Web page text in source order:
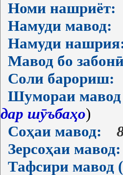
Номи нашриёт:
Намуди мавод:
Намуди
Мавод бо
Соли барориш:
Шумораи мавод
дар шӯъбаҳо)
Соҳаи мавод:
Зерсоҳаи мавод:
Тафсири мавод